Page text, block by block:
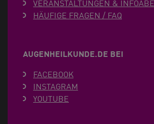
VERANSTALTUNGEN &
HÄUFIGE FRAGEN / FAQ
AUGENHEILKUNDE.DE BEI
FACEBOOK
INSTAGRAM
YOUTUBE